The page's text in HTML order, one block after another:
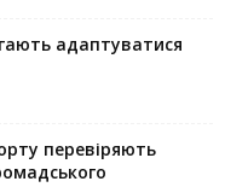
адаптуватися
перевіряють